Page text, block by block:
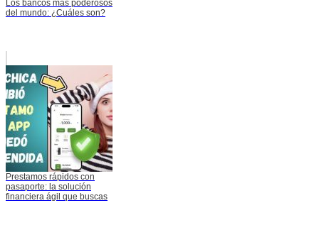
Los bancos más poderosos
del mundo: ¿Cuáles son?
Prestamos rápidos con
pasaporte: la solución
financiera ágil que buscas